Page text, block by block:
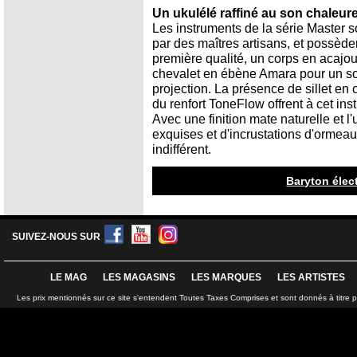
Un ukulélé raffiné au son
Les instruments de la série Master
par des maîtres artisans, et
première qualité, un corps en
chevalet en ébène Amara pour un
projection. La présence de sillet en
du renfort ToneFlow offrent à cet
Avec une finition mate naturelle et
exquises et d'incrustations
indifférent.
Baryton
SUIVEZ-NOUS SUR
LE MAG LES MAGASINS LES MARQUES LES ARTISTES
Les prix mentionnés sur ce site s'entendent Toutes Taxes Comprises et sont donnés à